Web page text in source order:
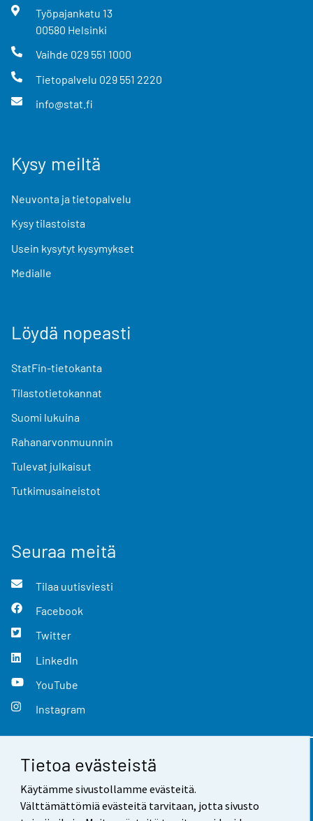
Tietoa evästeistä
Käytämme sivustollamme evästeitä.
Välttämättömiä evästeitä tarvitaan, jotta sivusto
Työpajankatu 13
00580 Helsinki
Vaihde 029 551 1000
Tietopalvelu 029 551 2220
info@stat.fi
Kysy meiltä
Neuvonta ja tietopalvelu
Kysy tilastoista
Usein kysytyt kysymykset
Medialle
Löydä nopeasti
StatFin-tietokanta
Tilastotietokannat
Suomi lukuina
Rahanarvonmuunnin
Tulevat julkaisut
Tutkimusaineistot
Seuraa meitä
Tilaa uutisviesti
Facebook
Twitter
LinkedIn
YouTube
Instagram
Yhteystiedot
Palaute